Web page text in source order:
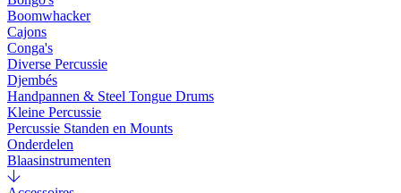
Boomwhacker
Cajons
Conga's
Diverse Percussie
Djembés
Handpannen & Steel Tongue Drums
Kleine Percussie
Percussie Standen en Mounts
Onderdelen
Blaasinstrumenten